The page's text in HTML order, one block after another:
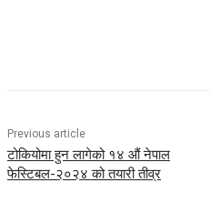
Previous article
टोकियोमा हुन लागेको १४ औं नेपाल
फेस्टिबल-२०२४ को तयारी तीव्र